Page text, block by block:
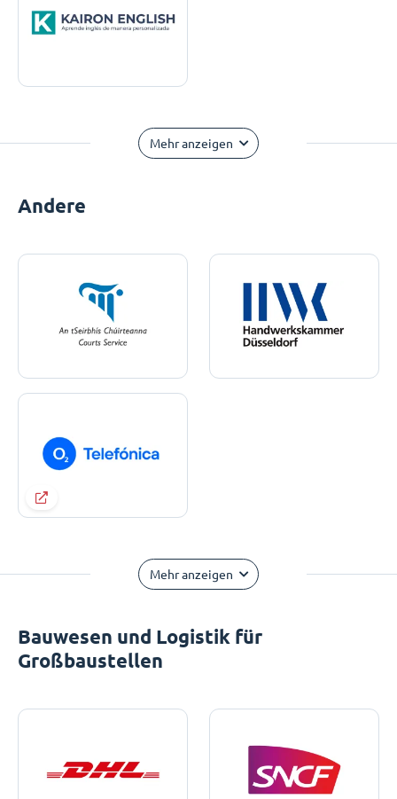
Mehr anzeigen
Andere
Mehr anzeigen
Bauwesen und Logistik für
Großbaustellen